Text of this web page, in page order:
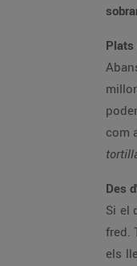
Plats
com
Des
Si el
fred.
els